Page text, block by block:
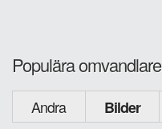
Populära omvandlare
Andra Bilder